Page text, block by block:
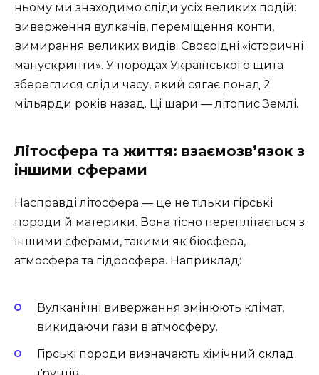
ньому ми знаходимо сліди усіх великих подій:
виверження вулканів, переміщення конти,
вимирання великих видів. Своєрідні «історичні
манускрипти». У породах Українського щита
збереглися сліди часу, який сягає понад 2
мільярди років назад. Ці шари — літопис Землі.
Літосфера та життя: взаємозв’язок з
іншими сферами
Насправді літосфера — це не тільки гірські
породи й материки. Вона тісно переплітається з
іншими сферами, такими як біосфера,
атмосфера та гідросфера. Наприклад:
Вулканічні виверження змінюють клімат,
викидаючи гази в атмосферу.
Гірські породи визначають хімічний склад